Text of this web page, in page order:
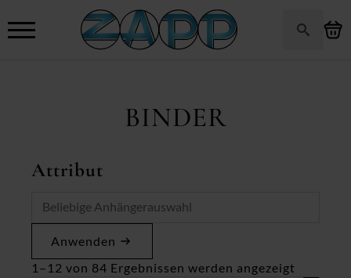
BINDER
Attribut
Anwenden
1–12 von 84 Ergebnissen werden angezeigt